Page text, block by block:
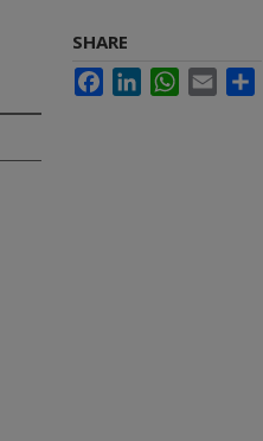
SHARE
FacebookLinkedInWhatsApp
Email